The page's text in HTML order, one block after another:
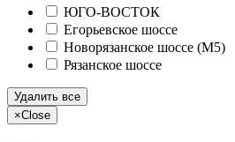
ЮГО-ВОСТОК
Егорьевское шоссе
Новорязанское шоссе (М5)
Рязанское шоссе
Удалить все
×Close